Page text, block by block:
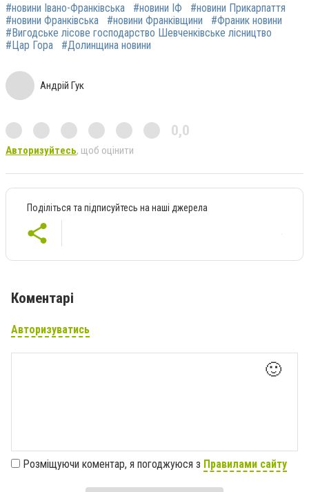
#новини Івано-Франківська #новини ІФ
#новини Прикарпаття
#новини Франківська
#новини Франківщини
#Франик новини
#Вигодське лісове господарство Шевченківське лісництво
#Цар Гора
#Долинщина новини
Андрій Гук
0,0
Авторизуйтесь, щоб оцінити
Поділіться та підписуйтесь на наші джерела
Коментарі
Авторизуватись
🙂
Розміщуючи коментар, я погоджуюся з Правилами сайту